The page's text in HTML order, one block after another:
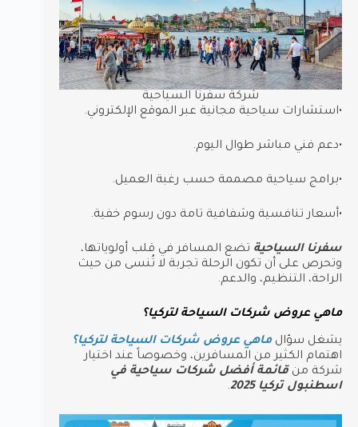
شركة سفرنا السياحية
•استشارات سياحية مجانية عبر الموقع الإلكتروني.
•دعم فني مباشر طوال اليوم.
•برامج سياحية مصممة حسب رغبة العميل.
•أسعار تنافسية وشفافية تامة دون رسوم خفية.
سفرنا السياحية تضع المسافر في قلب أولوياتها،
وتحرص على أن تكون الرحلة تجربة لا تُنسى من حيث
الراحة، التنظيم، والدعم.
ماهي عروض شركات السياحة لتركيا؟
يشغل سؤالماهي عروض شركات السياحة لتركيا؟
اهتمام الكثير من المسافرين، وخصوصاً عند اختيار
شركة من قائمة أفضل شركات سياحية في
اسطنبول تركيا 2025
.